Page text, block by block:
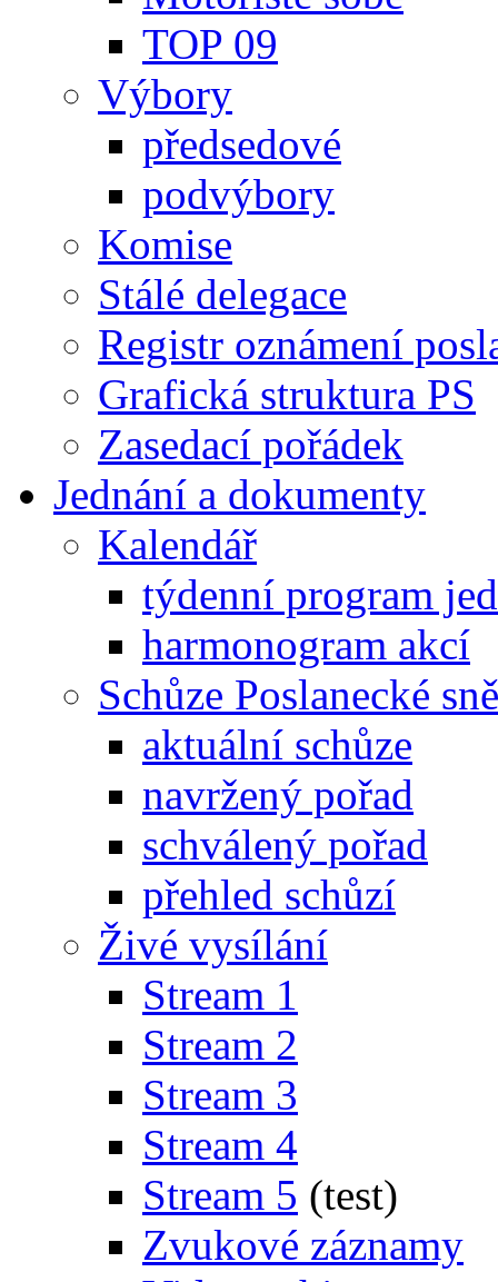
TOP 09
Výbory
předsedové
podvýbory
Komise
Stálé delegace
Registr oznámení
Grafická struktura PS
Zasedací pořádek
Jednání a dokumenty
Kalendář
týdenní program
harmonogram akcí
Schůze Poslanecké
aktuální schůze
navržený pořad
schválený pořad
přehled schůzí
Živé vysílání
Stream 1
Stream 2
Stream 3
Stream 4
Stream 5 (test)
Zvukové záznamy